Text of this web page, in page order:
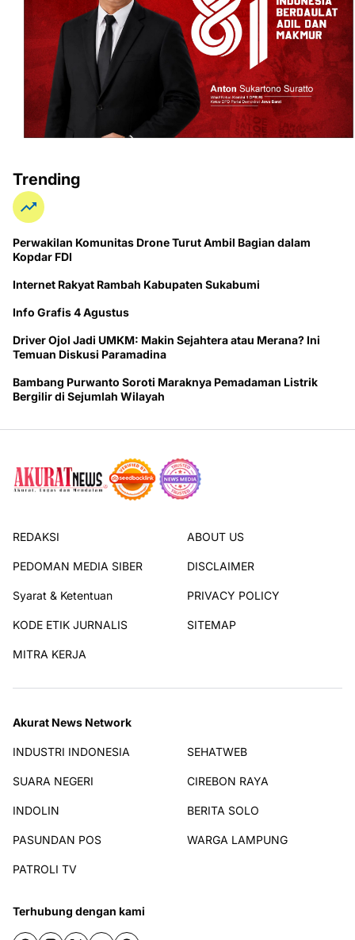
Trending
Perwakilan Komunitas Drone Turut Ambil Bagian dalam
Kopdar FDI
Internet Rakyat Rambah Kabupaten Sukabumi
Info Grafis 4 Agustus
Driver Ojol Jadi UMKM: Makin Sejahtera atau Merana? Ini
Temuan Diskusi Paramadina
Bambang Purwanto Soroti Maraknya Pemadaman Listrik
Bergilir di Sejumlah Wilayah
REDAKSI ABOUT US
PEDOMAN MEDIA SIBER DISCLAIMER
Syarat & Ketentuan PRIVACY POLICY
KODE ETIK JURNALIS SITEMAP
MITRA KERJA
Akurat News Network
INDUSTRI INDONESIA SEHATWEB
SUARA NEGERI CIREBON RAYA
INDOLIN BERITA SOLO
PASUNDAN POS WARGA LAMPUNG
PATROLI TV
Terhubung dengan kami